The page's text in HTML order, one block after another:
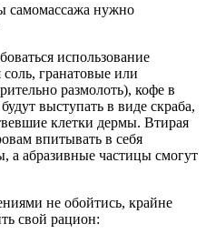
самомассажа нужно
использование
гранатовые или
размолоть), кофе в
выступать в виде скраба,
клетки дермы. Втирая
впитывать в себя
а абразивные частицы смогут
не обойтись, крайне
свой рацион: